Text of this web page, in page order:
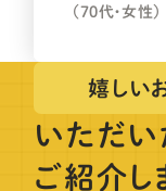
（70代・女性）
嬉しい
いただ
ご紹介し